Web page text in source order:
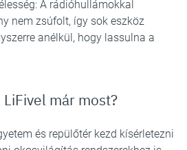
A rádióhullámokkal
nem zsúfolt, így sok eszköz
anélkül, hogy lassulna a
már most?
és repülőtér kezd kísérletezni